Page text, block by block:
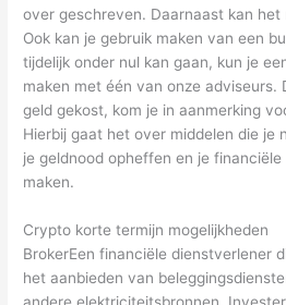
over geschreven. Daarnaast kan het
Ook kan je gebruik maken van een
tijdelijk onder nul kan gaan, kun je
maken met één van onze adviseurs.
geld gekost, kom je in aanmerking
Hierbij gaat het over middelen die je
je geldnood opheffen en je
maken.
Crypto korte termijn mogelijkheden
BrokerEen financiële dienstverlener
het aanbieden van
andere elektriciteitsbronnen.